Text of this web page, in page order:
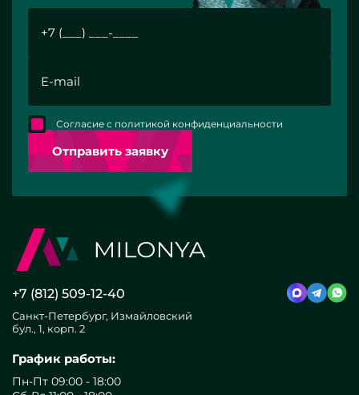
Отправить заявку
Согласие с политикой конфиденциальности
+7 (812) 509-12-40
Санкт-Петербург, Измайловский
бул., 1, корп. 2
График работы:
Пн-Пт 09:00 - 18:00